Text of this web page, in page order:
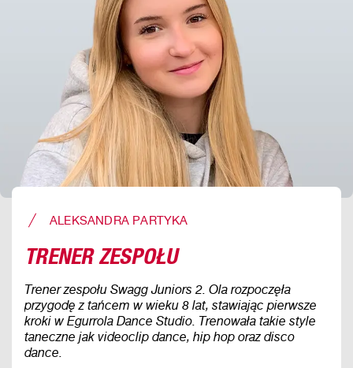
ALEKSANDRA PARTYKA
TRENER ZESPOŁU
Trener zespołu Swagg Juniors 2. Ola rozpoczęła
przygodę z tańcem w wieku 8 lat, stawiając pierwsze
kroki w Egurrola Dance Studio. Trenowała takie style
taneczne jak videoclip dance, hip hop oraz disco
dance.